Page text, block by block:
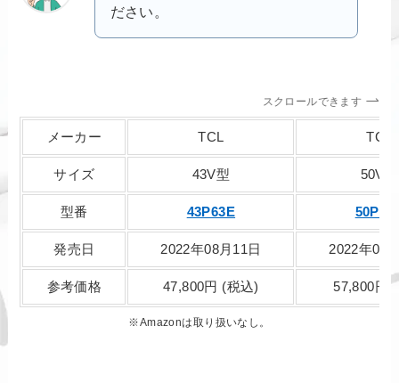
ださい。
スクロールできます
メーカー TCL TCL
サイズ 43V型 50V型
型番 43P63E
発売日 2022年08月11日 2022年08
参考価格 47,800円 (税込) 57,800円(
※Amazonは取り扱いなし。